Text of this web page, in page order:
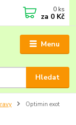
Menu
Hledat
0 ks
za 0 Kč
Optimin exot